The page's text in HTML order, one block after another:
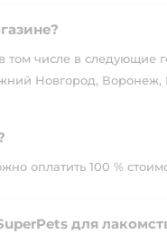
числе в следующие
Новгород, Воронеж,
оплатить 100 %
для